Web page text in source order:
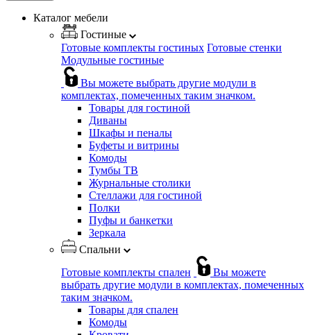
Каталог мебели
Гостиные
Готовые комплекты гостиных Готовые стенки
Модульные гостиные
Вы можете выбрать другие модули в
комплектах, помеченных таким значком.
Товары для гостиной
Диваны
Шкафы и пеналы
Буфеты и витрины
Комоды
Тумбы ТВ
Журнальные столики
Стеллажи для гостиной
Полки
Пуфы и банкетки
Зеркала
Спальни
Готовые комплекты спален
Вы можете
выбрать другие модули в комплектах, помеченных
таким значком.
Товары для спален
Комоды